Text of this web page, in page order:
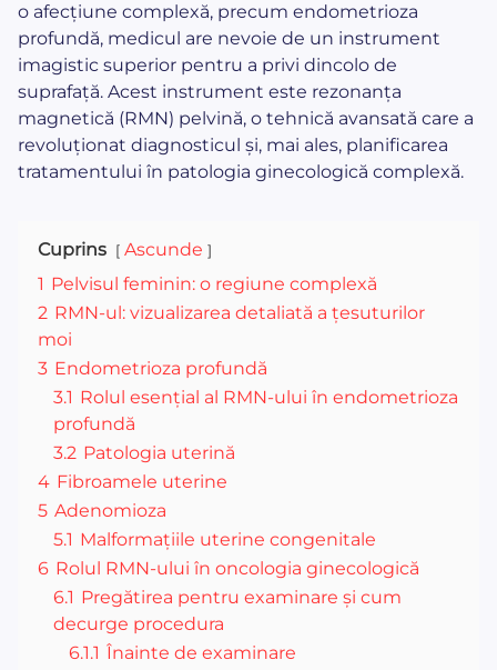
o afecțiune complexă, precum endometrioza
profundă, medicul are nevoie de un instrument
imagistic superior pentru a privi dincolo de
suprafață. Acest instrument este rezonanța
magnetică (RMN) pelvină, o tehnică avansată care a
revoluționat diagnosticul și, mai ales, planificarea
tratamentului în patologia ginecologică complexă.
Cuprins
Ascunde
1 Pelvisul feminin: o regiune complexă
2 RMN-ul: vizualizarea detaliată a țesuturilor
moi
3 Endometrioza profundă
3.1 Rolul esențial al RMN-ului în endometrioza
profundă
3.2 Patologia uterină
4 Fibroamele uterine
5 Adenomioza
5.1 Malformațiile uterine congenitale
6 Rolul RMN-ului în oncologia ginecologică
6.1 Pregătirea pentru examinare și cum
decurge procedura
6.1.1 Înainte de examinare